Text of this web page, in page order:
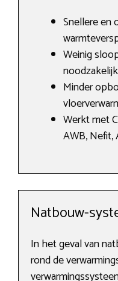
Snellere en
Weinig
Minder
Werkt met
AWB, Nefit,
Natbouw-
In het geval van
rond de